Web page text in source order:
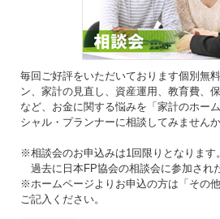
毎回ご好評をいただいております個別無
ン、家計の見直し、資産運用、教育費、
など、お金に関する悩みを「家計のホー
シャル・プランナーに相談してみません
※相談会のお申込みは1回限りとなります。
過去に日本FP協会の相談会に参加され
※ホームページよりお申込の方は「その
ご記入ください。